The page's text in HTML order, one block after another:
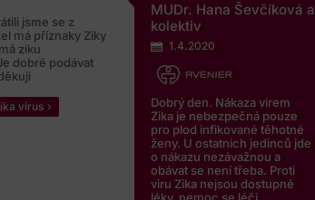
jsme se z
má příznaky Ziky
ziku
dobré podávat
virus
MUDr. Hana Ševčíková a
kolektiv
1.4.2020
Dobrý den. Nákaza virem
Zika je nebezpečná pouze
pro plod infikované těhotné
ženy. U ostatních jedinců jde
o nákazu nezávažnou a
obávat se není třeba. Proti
viru Zika nejsou dostupné